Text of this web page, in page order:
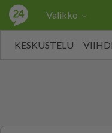
Valikko
KESKUSTELU